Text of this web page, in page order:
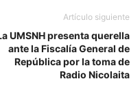
Artículo siguiente
UMSNH presenta querella
ante la Fiscalía General de
República por la toma de
Radio Nicolaita